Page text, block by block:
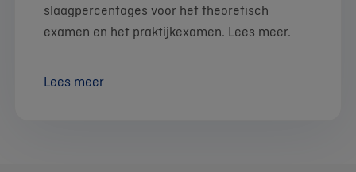
slaagpercentages voor het theoretisch
examen en het praktijkexamen. Lees meer.
Lees meer